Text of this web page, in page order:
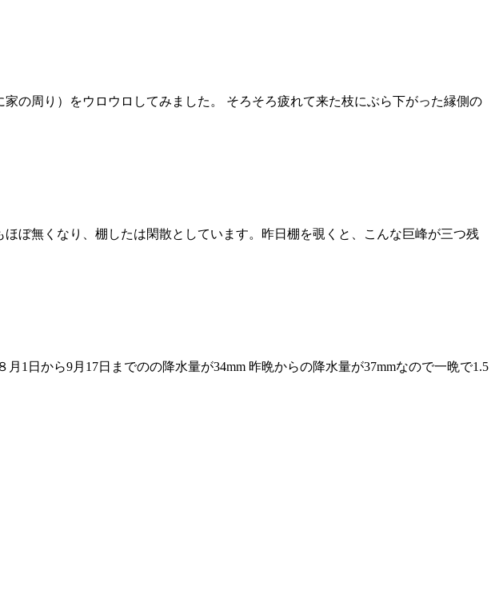
の周り）をウロウロしてみました。 そろそろ疲れて来た枝にぶら下がった縁側の
ぼ無くなり、棚したは閑散としています。昨日棚を覗くと、こんな巨峰が三つ残
1日から9月17日までのの降水量が34mm 昨晩からの降水量が37mmなので一晩で1.5